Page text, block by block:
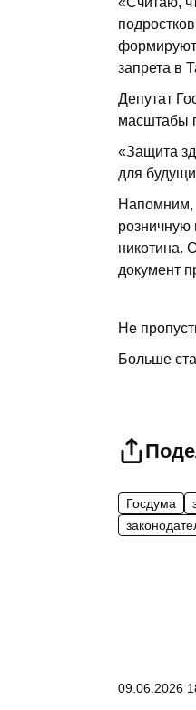
формируют
запрета в
Депутат
масштабы
«Защита
для
Напомним,
розничную
никотина.
документ
Не
Больше
Госдума
09.06.2026